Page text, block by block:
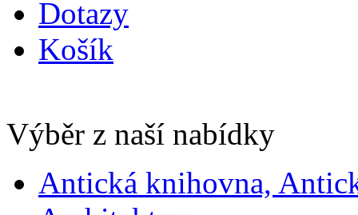
Dotazy
Košík
Výběr z naší nabídky
Antická knihovna,